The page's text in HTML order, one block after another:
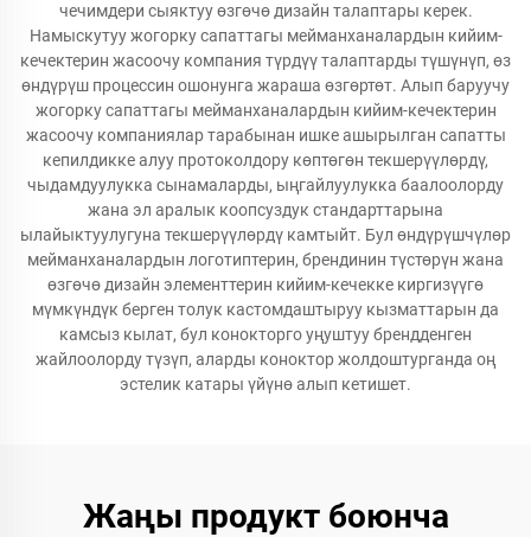
чечимдери сыяктуу өзгөчө дизайн талаптары керек.
Намыскутуу жогорку сапаттагы мейманханалардын кийим-
кечектерин жасоочу компания түрдүү талаптарды түшүнүп, өз
өндүрүш процессин ошонунга жараша өзгөртөт. Алып баруучу
жогорку сапаттагы мейманханалардын кийим-кечектерин
жасоочу компаниялар тарабынан ишке ашырылган сапатты
кепилдикке алуу протоколдору көптөгөн текшерүүлөрдү,
чыдамдуулукка сынамаларды, ыңгайлуулукка баалоолорду
жана эл аралык коопсуздук стандарттарына
ылайыктуулугуна текшерүүлөрдү камтыйт. Бул өндүрүшчүлөр
мейманханалардын логотиптерин, брендинин түстөрүн жана
өзгөчө дизайн элементтерин кийим-кечекке киргизүүгө
мүмкүндүк берген толук кастомдаштыруу кызматтарын да
камсыз кылат, бул конокторго уңуштуу брендденген
жайлоолорду түзүп, аларды коноктор жолдоштурганда оң
эстелик катары үйүнө алып кетишет.
Жаңы продукт боюнча